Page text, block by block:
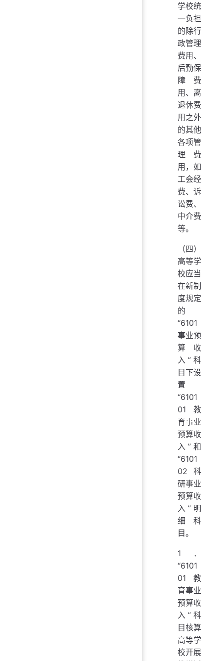
学校统
一负担
的除行
政管理
费用、
后勤保
障费
用、离
退休费
用之外
的其他
各项管
理费
用，如
工会经
费、诉
讼费、
中介费
等。
（四）
高等学
校应当
在新制
度规定
的
“6101
事业预
算收
入”科
目下设
置
“6101
01 教
育事业
预算收
入”和
“6101
02 科
研事业
预算收
入”明
细科
目。
1．
“6101
01 教
育事业
预算收
入”科
目核算
高等学
校开展